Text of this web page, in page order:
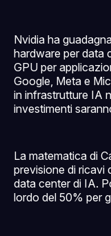
Nvidia ha
hardware per data
GPU per
Google, Meta e
in infrastrutture IA
investimenti
La matematica di
previsione di ricavi
data center di IA.
lordo del 50% per